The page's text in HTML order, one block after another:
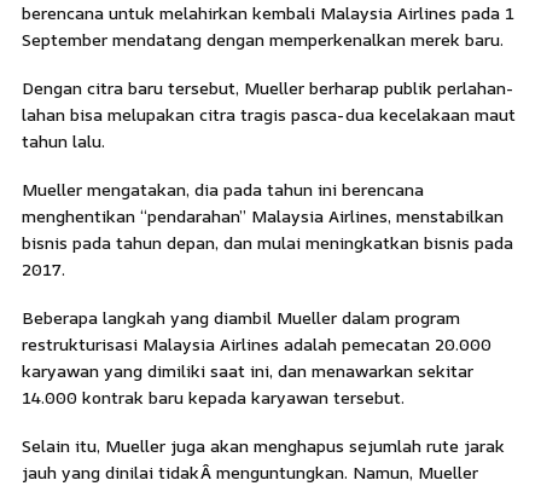
berencana untuk melahirkan kembali Malaysia Airlines pada 1
September mendatang dengan memperkenalkan merek baru.
Dengan citra baru tersebut, Mueller berharap publik perlahan-
lahan bisa melupakan citra tragis pasca-dua kecelakaan maut
tahun lalu.
Mueller mengatakan, dia pada tahun ini berencana
menghentikan “pendarahan” Malaysia Airlines, menstabilkan
bisnis pada tahun depan, dan mulai meningkatkan bisnis pada
2017.
Beberapa langkah yang diambil Mueller dalam program
restrukturisasi Malaysia Airlines adalah pemecatan 20.000
karyawan yang dimiliki saat ini, dan menawarkan sekitar
14.000 kontrak baru kepada karyawan tersebut.
Selain itu, Mueller juga akan menghapus sejumlah rute jarak
jauh yang dinilai tidakÂ menguntungkan. Namun, Mueller